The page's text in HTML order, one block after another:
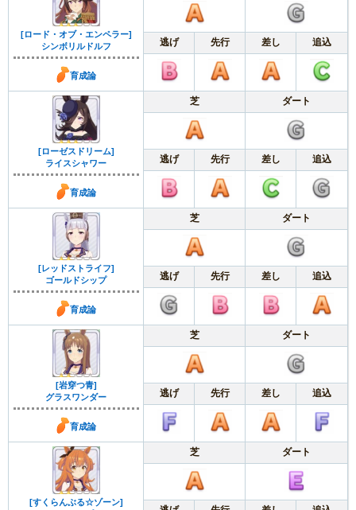
[ロード・オブ・エンペラー]
シンボリルドルフ
育成論
逃げ 先行 差し 追込
[ローゼスドリーム]
ライスシャワー
育成論
芝 ダート
逃げ 先行 差し 追込
[レッドストライフ]
ゴールドシップ
育成論
芝 ダート
逃げ 先行 差し 追込
[岩穿つ青]
グラスワンダー
育成論
芝 ダート
逃げ 先行 差し 追込
[すくらんぶる☆ゾーン]
芝 ダート